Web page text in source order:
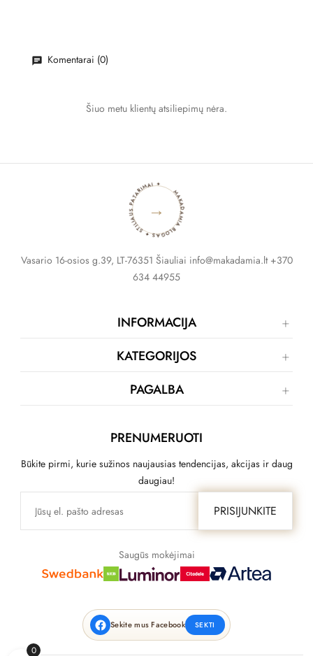
Komentarai (0)
Šiuo metu klientų atsiliepimų nėra.
MAKADAMIA BLOGAS ✦ STILIAUS PATARIMAI ✦
→
Vasario 16-osios g.39, LT-76351 Šiauliai info@makadamia.lt +370
634 44955
INFORMACIJA
KATEGORIJOS
PAGALBA
PRENUMERUOTI
Būkite pirmi, kurie sužinos naujausias tendencijas, akcijas ir daug
daugiau!
PRISIJUNKITE
Saugūs mokėjimai
Sekite mus Facebook SEKTI
0